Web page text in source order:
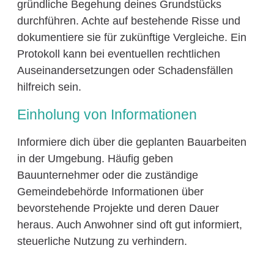
gründliche Begehung deines Grundstücks
durchführen. Achte auf bestehende Risse und
dokumentiere sie für zukünftige Vergleiche. Ein
Protokoll kann bei eventuellen rechtlichen
Auseinandersetzungen oder Schadensfällen
hilfreich sein.
Einholung von Informationen
Informiere dich über die geplanten Bauarbeiten
in der Umgebung. Häufig geben
Bauunternehmer oder die zuständige
Gemeindebehörde Informationen über
bevorstehende Projekte und deren Dauer
heraus. Auch Anwohner sind oft gut informiert,
steuerliche Nutzung zu verhindern.